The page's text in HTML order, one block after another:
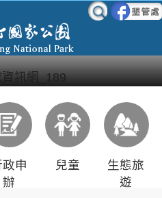
申
辦
兒童
生態旅
遊